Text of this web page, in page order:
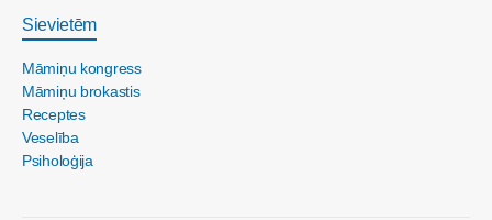
Sievietēm
Māmiņu kongress
Māmiņu brokastis
Receptes
Veselība
Psiholoģija